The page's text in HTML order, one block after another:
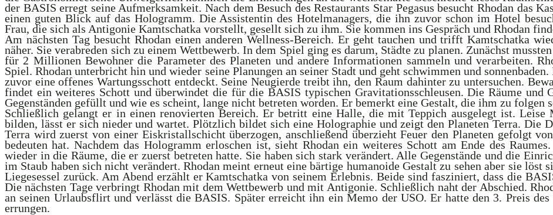
der BASIS erregt seine Aufmerksamkeit. Nach dem Besuch des Restaurants Star Pegasus besucht Rhodan das
einen guten Blick auf das Hologramm. Die Assistentin des Hotelmanagers, die ihn zuvor schon im Hotel
Frau, die sich als Antigonie Kamtschatka vorstellt, gesellt sich zu ihm. Sie kommen ins Gespräch und Rhodan
Am nächsten Tag besucht Rhodan einen anderen Wellness-Bereich. Er geht tauchen und trifft Kamtschatka
näher. Sie verabreden sich zu einem Wettbewerb. In dem Spiel ging es darum, Städte zu planen. Zunächst
für 2 Millionen Bewohner die Parameter des Planeten und andere Informationen sammeln und verarbeiten.
Spiel. Rhodan unterbricht hin und wieder seine Planungen an seiner Stadt und geht schwimmen und
zuvor eine offenes Wartungsschott entdeckt. Seine Neugierde treibt ihn, den Raum dahinter zu untersuchen.
findet ein weiteres Schott und überwindet die für die BASIS typischen Gravitationsschleusen. Die Räume und
Gegenständen gefüllt und wie es scheint, lange nicht betreten worden. Er bemerkt eine Gestalt, die ihm zu folgen
Schließlich gelangt er in einen renovierten Bereich. Er betritt eine Halle, die mit Teppich ausgelegt ist. Leise
bilden, lässt er sich nieder und wartet. Plötzlich bildet sich eine Holographie und zeigt den Planeten Terra. Die
Terra wird zuerst von einer Eiskristallschicht überzogen, anschließend überzieht Feuer den Planeten gefolgt
bedeuten hat. Nachdem das Hologramm erloschen ist, sieht Rhodan ein weiteres Schott am Ende des
wieder in die Räume, die er zuerst betreten hatte. Sie haben sich stark verändert. Alle Gegenstände und die
im Staub haben sich nicht verändert. Rhodan meint erneut eine bärtige humanoide Gestalt zu sehen aber sie löst
Liegesessel zurück. Am Abend erzählt er Kamtschatka von seinem Erlebnis. Beide sind fasziniert, dass die
Die nächsten Tage verbringt Rhodan mit dem Wettbewerb und mit Antigonie. Schließlich naht der Abschied.
an seinen Urlaubsflirt und verlässt die BASIS. Später erreicht ihn ein Memo der USO. Er hatte den 3. Preis
errungen.